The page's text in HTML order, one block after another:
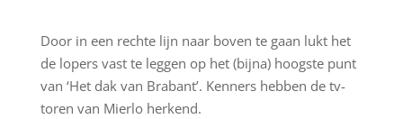
Door in een rechte lijn naar boven te gaan lukt het
de lopers vast te leggen op het (bijna) hoogste punt
van ‘Het dak van Brabant’. Kenners hebben de tv-
toren van Mierlo herkend.